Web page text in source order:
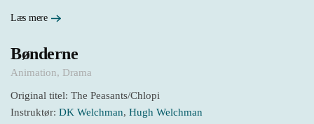
Læs mere
Bønderne
Animation, Drama
Original titel: The Peasants/Chlopi
Instruktør: DK Welchman, Hugh Welchman